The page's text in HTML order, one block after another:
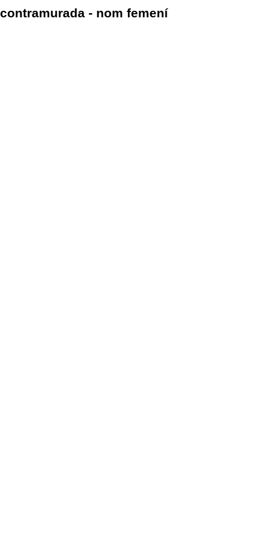
contramurada - nom femení